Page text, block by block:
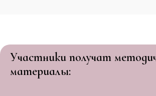
Участники получат
материалы: